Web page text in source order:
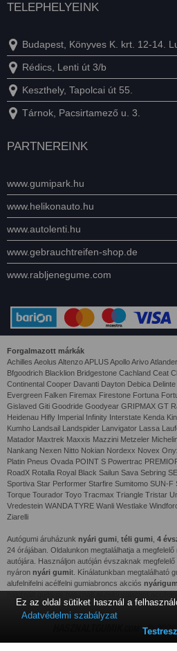
TELEPHELYEINK
Budapest, Könyves K. krt. 12-14.
Rédics, Lenti út 3/b
Keszthely, Tapolcai út 55.
Tárnok, Pacsirtamező u. 3.
PARTNEREINK
www.gumipark.hu
www.helikonauto.hu
www.autolenti.hu
www.gebrauchtreifen-shop.de
www.rabljenegume.com
Forgalmazott márkák
Achilles Aeolus Altenzo APLUS Apollo Arivo
Bfgoodrich Blacklion Bridgestone Cachland Ceat
Continental Cooper Davanti Dayton Debica
Evergreen Falken Firemax Firestone Fortuna
Gislaved Giti Goodride Goodyear GRIPMAX GT
Heidenau Hifly Imperial Infinity Interstate Kenda
Kumho Landsail Landspider Lanvigator Lassa
Matador Maxtrek Maxxis Mazzini Metzeler
Nankang Nexen Nitto Nokian Nordexx Novex
Platin Pneus Ovada POINT S Powertrac
RoadX Rotalla Royal Black Sailun Sava Sebring
Sportiva Star Performer Starfire Sumitomo SUN-F
Torque Tourador Toyo Tracmax Triangle Tristar
Vredestein WANDA TYRE Wanli Westlake
Ziarelli
Autógumi áruházunk nyári gumi, téli gumi, 4
24 órájában. Oldalunkon megtalálhatja a megfelelő
autójára. Használjon autóján évszaknak
nyáron nyári gumit. Kínálatunkban megtalálható
alufelnifelni acélfelni gumiabroncs akciós
© 2026
Ez az oldal sütiket használ a
Adatvédelmi szabályzat